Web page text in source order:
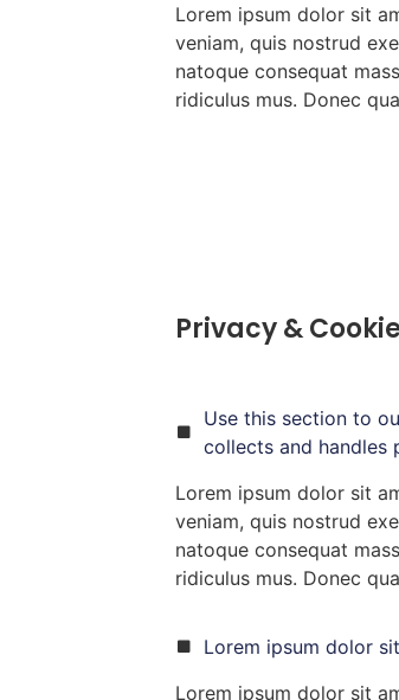
Lorem ipsum dolor sit
veniam, quis nostrud
natoque consequat
ridiculus mus. Donec
Privacy &
Use this section to
collects and handles
Lorem ipsum dolor sit
veniam, quis nostrud
natoque consequat
ridiculus mus. Donec
Lorem ipsum dolor
Lorem ipsum dolor sit